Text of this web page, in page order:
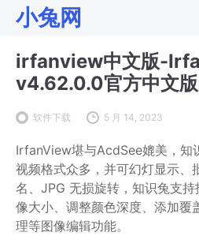
小兔网
irfanview中文版-
v4.62.0.0官方中文版
软件下载 5 月 14, 2023
IrfanView堪与AcdSee媲美，知
视频格式众多，并可幻灯显示、
名、JPG 无损旋转，知识兔支
像大小、调整颜色深度、添加覆
理等图像编辑功能。